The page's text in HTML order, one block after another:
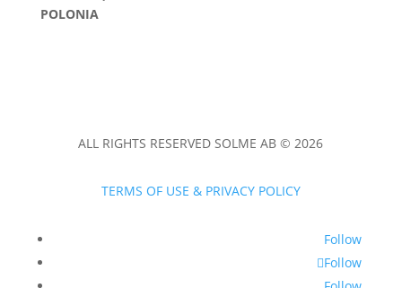
POLONIA
ALL RIGHTS RESERVED SOLME AB © 2026
TERMS OF USE & PRIVACY POLICY
Follow
Follow